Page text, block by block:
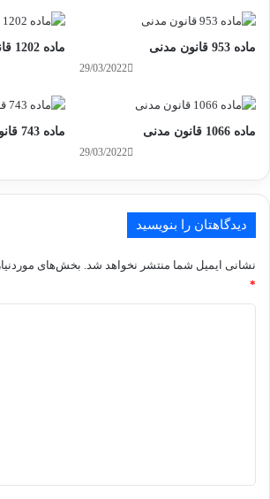
ماده 1202 قانون مدنی ماده 953 قانون مدنی
29/03/2022
ماده 743 قانون مدنی ماده 1066 قانون مدنی
29/03/2022
دیدگاهتان را بنویسید
نشانی ایمیل شما منتشر نخواهد شد. بخش‌های
*